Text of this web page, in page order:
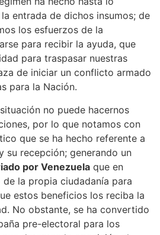
entrada de dichos insumos; de
los esfuerzos de la
para recibir la ayuda, que
para traspasar nuestras
de iniciar un conflicto armado
para la Nación.
no puede hacernos
por lo que notamos con
que se ha hecho referente a
su recepción; generando un
por Venezuela que en
la propia ciudadanía para
estos beneficios los reciba la
No obstante, se ha convertido
pre-electoral para los